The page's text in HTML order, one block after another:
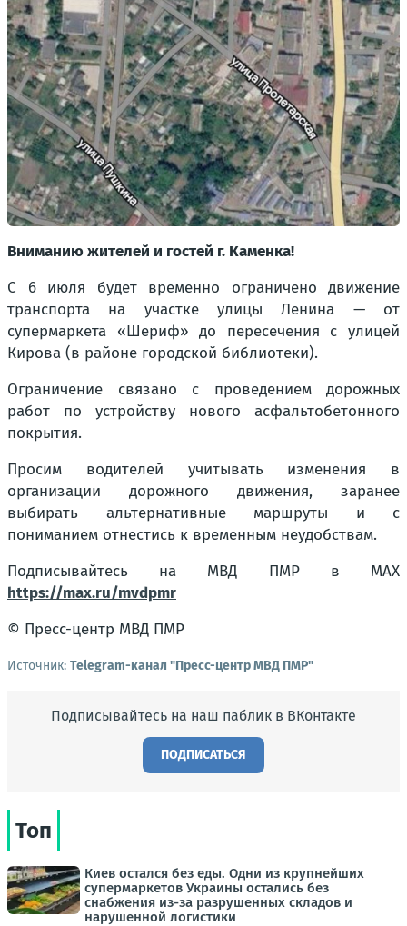
Вниманию жителей и гостей г. Каменка!
С 6 июля будет временно ограничено движение
транспорта на участке улицы Ленина — от
супермаркета «Шериф» до пересечения с улицей
Кирова (в районе городской библиотеки).
Ограничение связано с проведением дорожных
работ по устройству нового асфальтобетонного
покрытия.
Просим водителей учитывать изменения в
организации дорожного движения, заранее
выбирать альтернативные маршруты и с
пониманием отнестись к временным неудобствам.
Подписывайтесь на МВД ПМР в MAX
https://max.ru/mvdpmr
© Пресс-центр МВД ПМР
Источник: Telegram-канал "Пресс-центр МВД ПМР"
Подписывайтесь на наш паблик в ВКонтакте
ПОДПИСАТЬСЯ
Топ
Киев остался без еды. Одни из крупнейших
супермаркетов Украины остались без
снабжения из-за разрушенных складов и
нарушенной логистики